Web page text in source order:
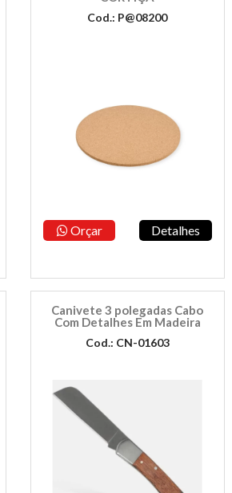
Cod.: P@08200
Orçar Detalhes
Canivete 3 polegadas Cabo
Com Detalhes Em Madeira
Cod.: CN-01603